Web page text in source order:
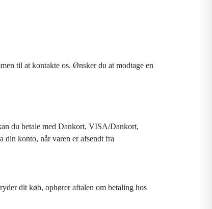
til at kontakte os. Ønsker du at modtage en
du betale med Dankort, VISA/Dankort,
konto, når varen er afsendt fra
dit køb, ophører aftalen om betaling hos